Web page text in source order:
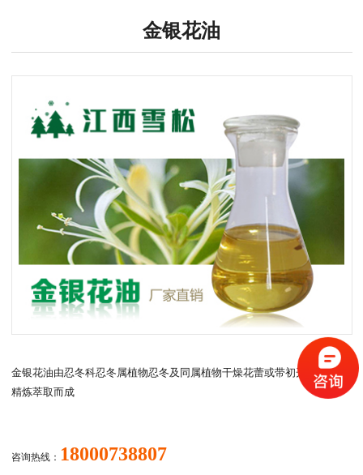
金银花油
金银花油由忍冬科忍冬属植物忍冬及同属植物干燥花蕾或带初开的花通过
精炼萃取而成
咨询热线： 18000738807